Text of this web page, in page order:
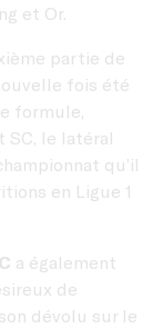
et Or.
partie de
fois été
formule,
SC, le latéral
qu’il
en Ligue 1
a également
de
dévolu sur le